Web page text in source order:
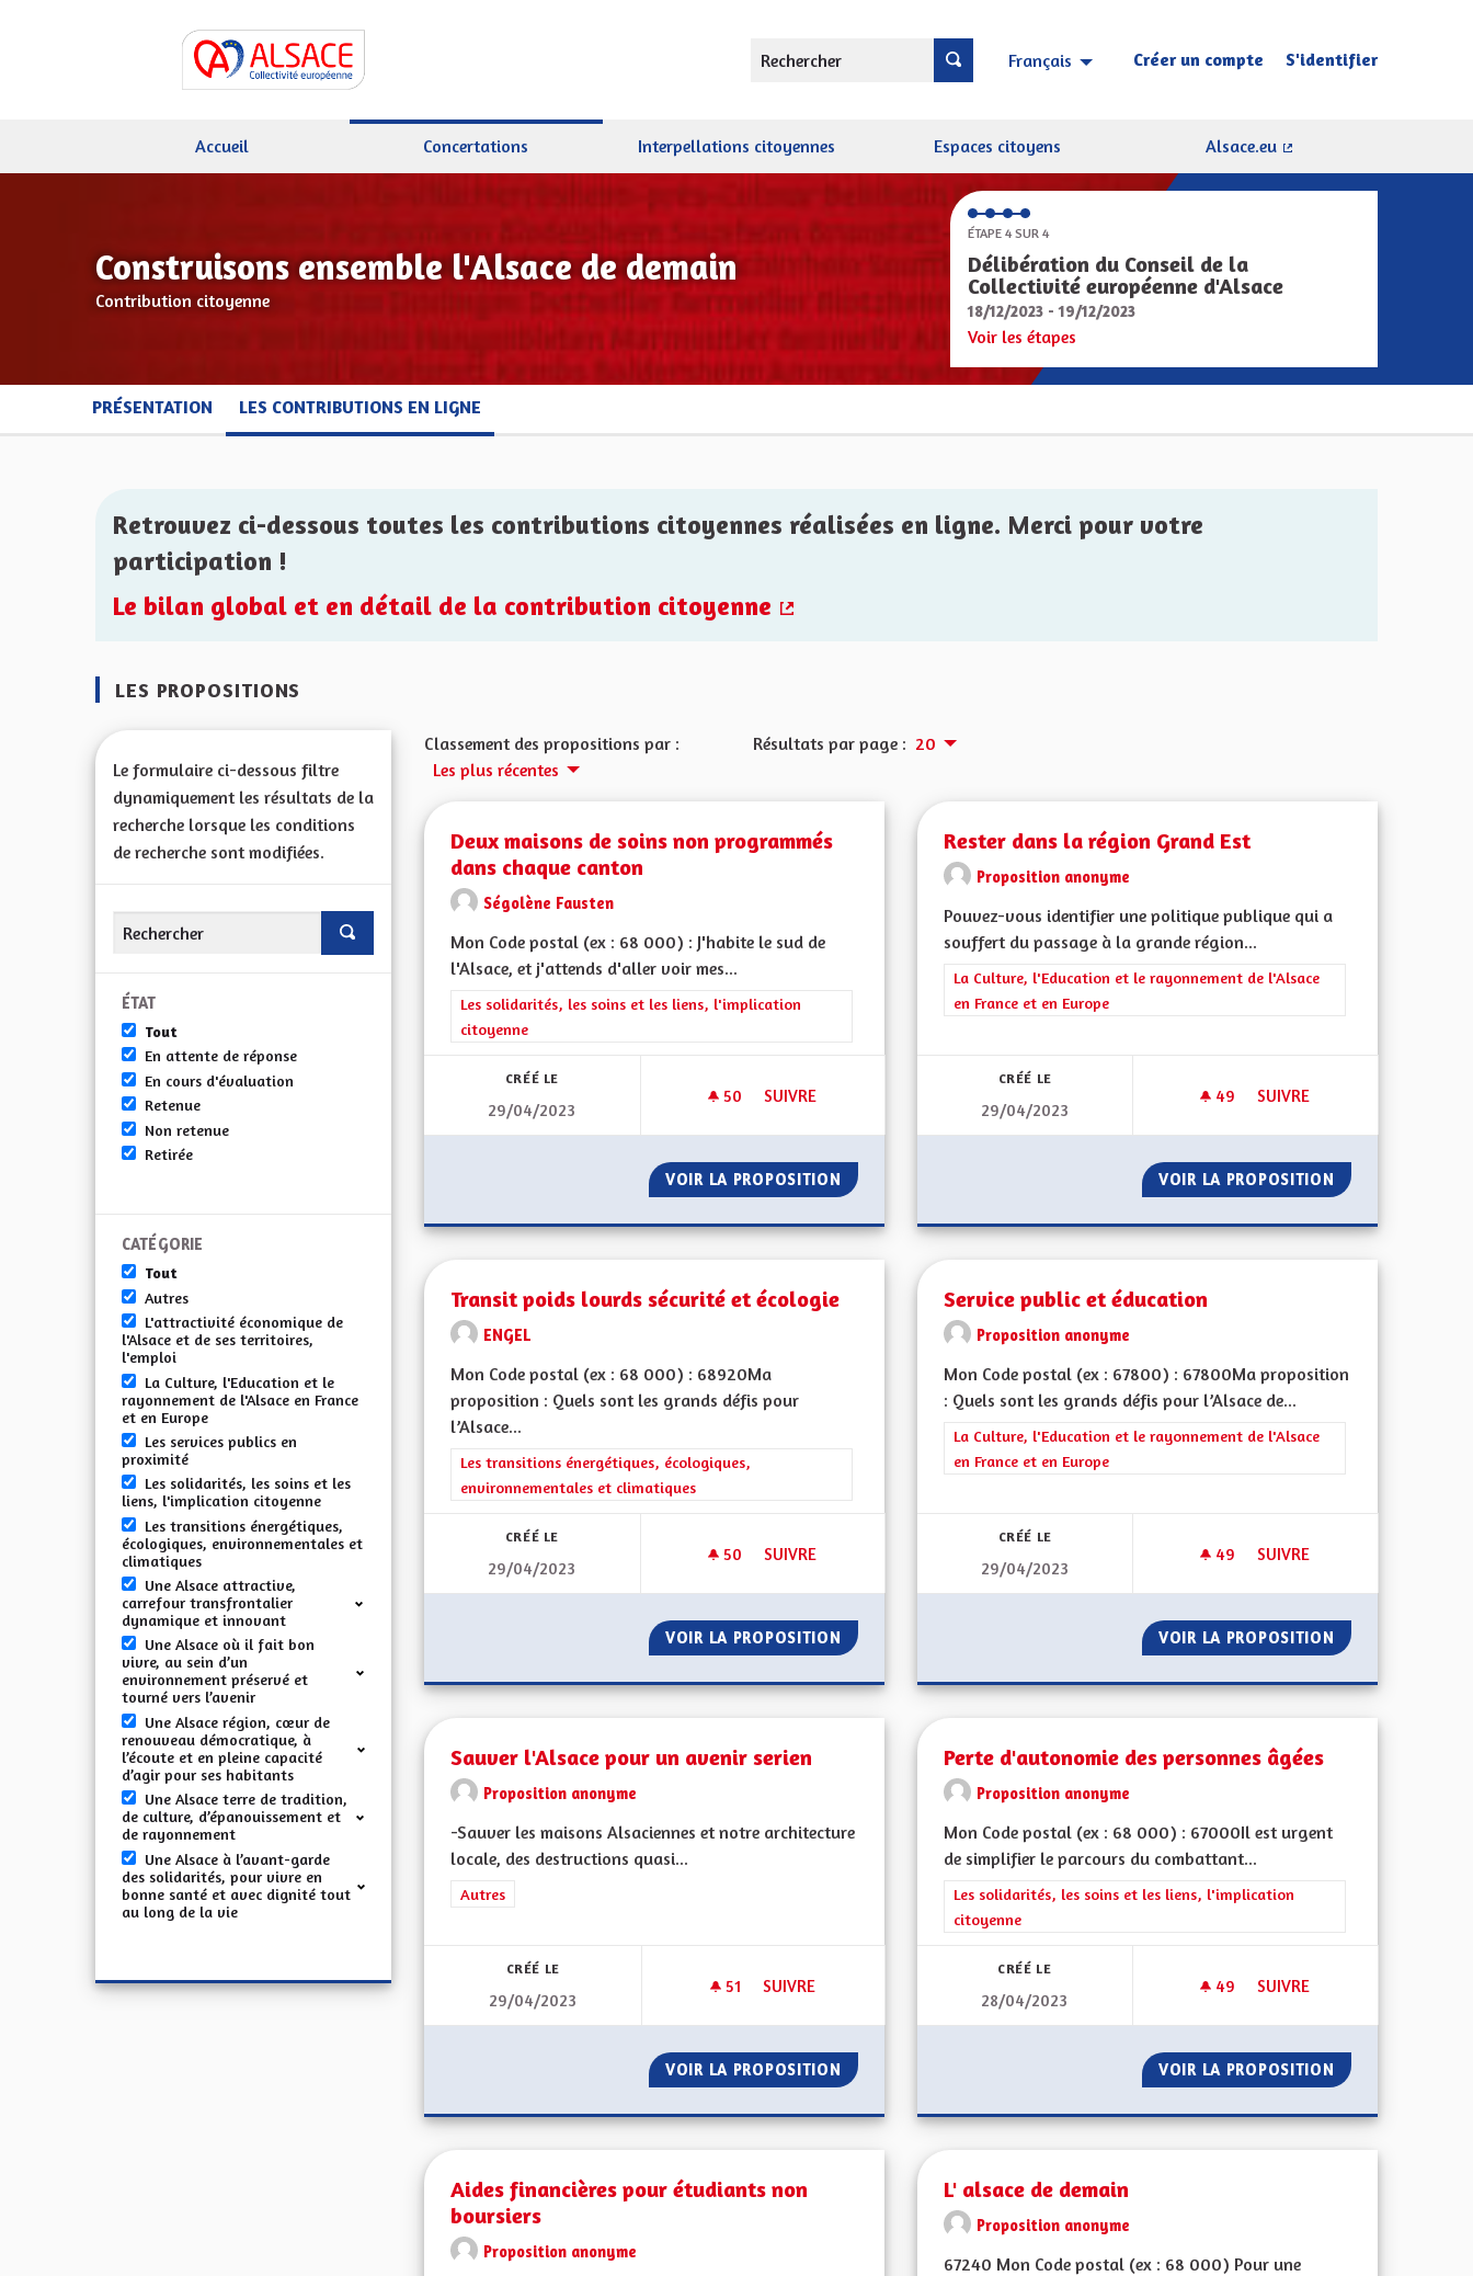
Rechercher Français Choisir la langue Sprache wählen
Créer un compte S'identifier
Accueil Concertations Interpellations citoyennes Espaces citoyens
Alsace.eu
Construisons ensemble l'Alsace de demain
Contribution citoyenne
ÉTAPE 4 SUR 4
Délibération du Conseil de la
Collectivité européenne d'Alsace
18/12/2023 - 19/12/2023
Voir les étapes
PRÉSENTATION LES CONTRIBUTIONS EN LIGNE
Retrouvez ci-dessous toutes les contributions citoyennes réalisées en ligne. Merci pour votre
participation !
Le bilan global et en détail de la contribution citoyenne
LES PROPOSITIONS
Le formulaire ci-dessous filtre
dynamiquement les résultats de la
recherche lorsque les conditions
de recherche sont modifiées.
ÉTAT
Tout
En attente de réponse
En cours d'évaluation
Retenue
Non retenue
Retirée
CATÉGORIE
Tout
Autres
L'attractivité économique de
l'Alsace et de ses territoires,
l'emploi
La Culture, l'Education et le
rayonnement de l'Alsace en France
et en Europe
Les services publics en
proximité
Les solidarités, les soins et les
liens, l'implication citoyenne
Les transitions énergétiques,
écologiques, environnementales et
climatiques
Une Alsace attractive,
carrefour transfrontalier
dynamique et innovant
Une Alsace où il fait bon
vivre, au sein d’un
environnement préservé et
tourné vers l’avenir
Une Alsace région, cœur de
renouveau démocratique, à
l’écoute et en pleine capacité
d’agir pour ses habitants
Une Alsace terre de tradition,
de culture, d’épanouissement et
de rayonnement
Une Alsace à l’avant-garde
des solidarités, pour vivre en
bonne santé et avec dignité tout
au long de la vie
Classement des propositions par :
Les plus récentes
Résultats par page : 20
Deux maisons de soins non programmés
dans chaque canton
Ségolène Fausten
Mon Code postal (ex : 68 000) : J'habite le sud de
l'Alsace, et j'attends d'aller voir mes...
Filtrer les résultats de la catégorie : Les solidarités, les soins et les liens, l'implication citoyenne
Les solidarités, les soins et les liens, l'implication
citoyenne
CRÉÉ LE
29/04/2023
50 50 ABONNÉS
SUIVRE
DEUX MAISONS DE SOINS NON PROGRAMMÉS DANS CHAQUE CANTON
VOIR LA PROPOSITION DEUX MAISONS DE SOINS NON PROGRAMMÉS DANS CHAQUE CANTON
Rester dans la région Grand Est
Proposition anonyme
Pouvez-vous identifier une politique publique qui a
souffert du passage à la grande région...
Filtrer les résultats de la catégorie : La Culture, l'Education et le
La Culture, l'Education et le rayonnement de l'Alsace
en France et en Europe
CRÉÉ LE
29/04/2023
49 49 ABONNÉS
SUIVRE
VOIR LA PROPOSITION RESTER DANS
Transit poids lourds sécurité et écologie
ENGEL
Mon Code postal (ex : 68 000) : 68920Ma
proposition : Quels sont les grands défis pour
l’Alsace...
Filtrer les résultats de la catégorie : Les transitions énergétiques, écologiques, environnementales et climatiques
Les transitions énergétiques, écologiques,
environnementales et climatiques
CRÉÉ LE
29/04/2023
50 50 ABONNÉS
SUIVRE
TRANSIT POIDS LOURDS SÉCURITÉ ET ÉCOLOGIE
VOIR LA PROPOSITION TRANSIT POIDS LOURDS SÉCURITÉ ET ÉCOLOGIE
Service public et éducation
Proposition anonyme
Mon Code postal (ex : 67800) : 67800Ma proposition
: Quels sont les grands défis pour l’Alsace de...
Filtrer les résultats de la catégorie : La Culture, l'Education et le
La Culture, l'Education et le rayonnement de l'Alsace
en France et en Europe
CRÉÉ LE
29/04/2023
49 49 ABONNÉS
SUIVRE
VOIR LA PROPOSITION SERVICE PUBLIC
Sauver l'Alsace pour un avenir serien
Proposition anonyme
-Sauver les maisons Alsaciennes et notre architecture
locale, des destructions quasi...
Filtrer les résultats de la catégorie : Autres
Autres
CRÉÉ LE
29/04/2023
51 51 ABONNÉS
SUIVRE
SAUVER L'ALSACE POUR UN AVENIR SERIEN
VOIR LA PROPOSITION SAUVER L'ALSACE POUR UN AVENIR SERIEN
Perte d'autonomie des personnes âgées
Proposition anonyme
Mon Code postal (ex : 68 000) : 67000Il est urgent
de simplifier le parcours du combattant...
Filtrer les résultats de la catégorie : Les solidarités, les soins et les liens,
Les solidarités, les soins et les liens, l'implication
citoyenne
CRÉÉ LE
28/04/2023
49 49 ABONNÉS
SUIVRE
VOIR LA PROPOSITION PERTE
Aides financières pour étudiants non
boursiers
Proposition anonyme
L' alsace de demain
Proposition anonyme
67240 Mon Code postal (ex : 68 000) Pour une